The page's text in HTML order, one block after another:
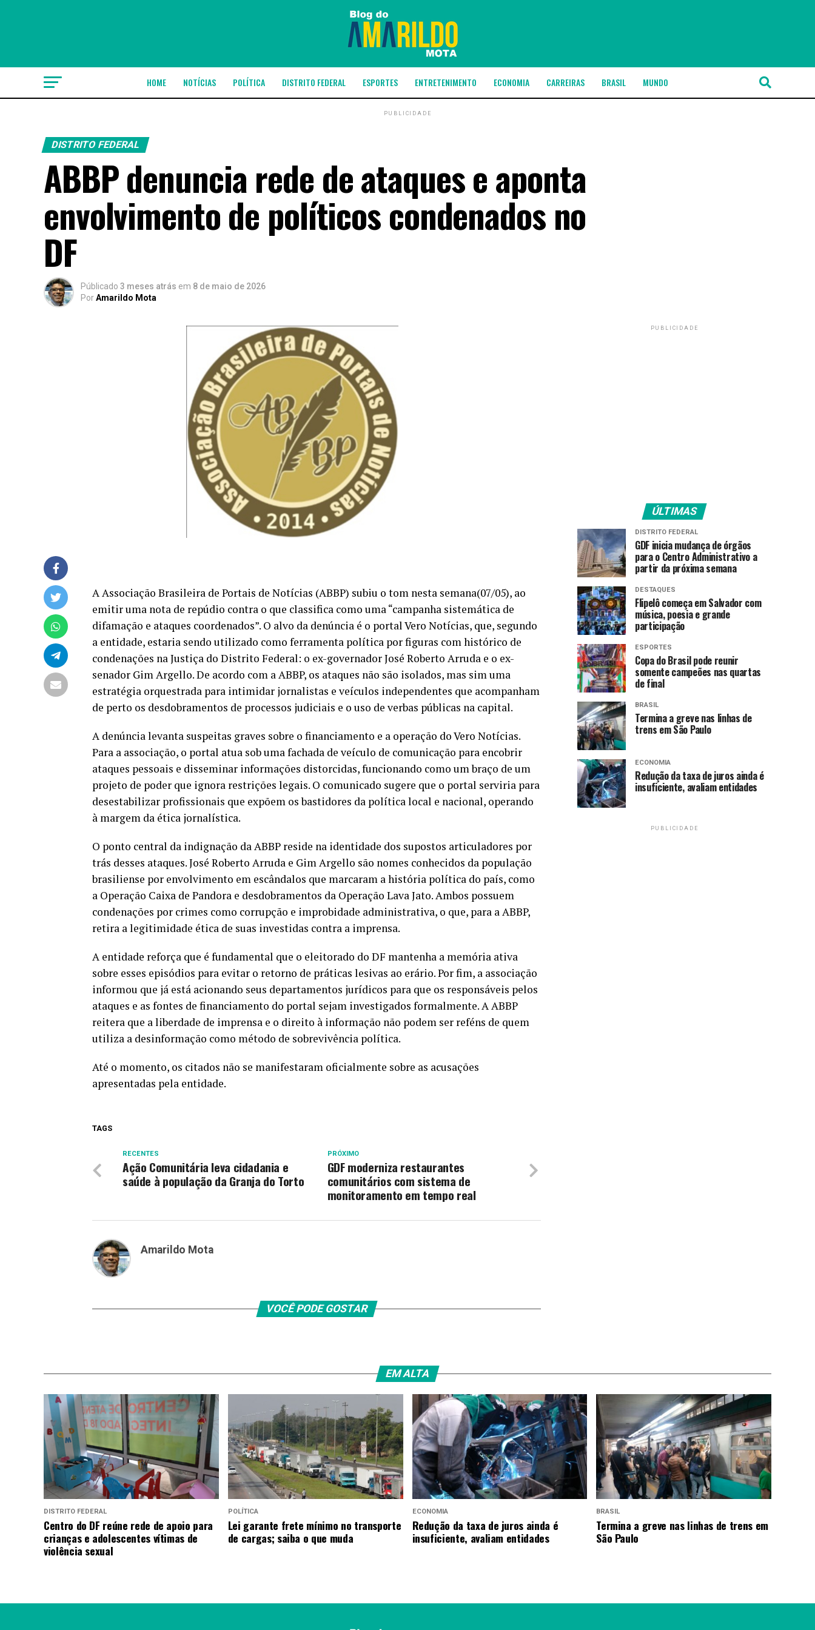
HOME NOTÍCIAS POLÍTICA DISTRITO FEDERAL ESPORTES ENTRETENIMENTO ECONOMIA CARREIRAS BRASIL MUNDO
PUBLICIDADE
DISTRITO FEDERAL
ABBP denuncia rede de ataques e aponta
envolvimento de políticos condenados no
DF
Públicado 3 meses atrás em 8 de maio de 2026
PorAmarildo Mota
A Associação Brasileira de Portais de Notícias (ABBP) subiu o tom nesta semana(07/05), ao
emitir uma nota de repúdio contra o que classifica como uma “campanha sistemática de
difamação e ataques coordenados”. O alvo da denúncia é o portal Vero Notícias, que, segundo
a entidade, estaria sendo utilizado como ferramenta política por figuras com histórico de
condenações na Justiça do Distrito Federal: o ex-governador José Roberto Arruda e o ex-
senador Gim Argello. De acordo com a ABBP, os ataques não são isolados, mas sim uma
estratégia orquestrada para intimidar jornalistas e veículos independentes que acompanham
de perto os desdobramentos de processos judiciais e o uso de verbas públicas na capital.
A denúncia levanta suspeitas graves sobre o financiamento e a operação do Vero Notícias.
Para a associação, o portal atua sob uma fachada de veículo de comunicação para encobrir
ataques pessoais e disseminar informações distorcidas, funcionando como um braço de um
projeto de poder que ignora restrições legais. O comunicado sugere que o portal serviria para
desestabilizar profissionais que expõem os bastidores da política local e nacional, operando
à margem da ética jornalística.
O ponto central da indignação da ABBP reside na identidade dos supostos articuladores por
trás desses ataques. José Roberto Arruda e Gim Argello são nomes conhecidos da população
brasiliense por envolvimento em escândalos que marcaram a história política do país, como
a Operação Caixa de Pandora e desdobramentos da Operação Lava Jato. Ambos possuem
condenações por crimes como corrupção e improbidade administrativa, o que, para a ABBP,
retira a legitimidade ética de suas investidas contra a imprensa.
A entidade reforça que é fundamental que o eleitorado do DF mantenha a memória ativa
sobre esses episódios para evitar o retorno de práticas lesivas ao erário. Por fim, a associação
informou que já está acionando seus departamentos jurídicos para que os responsáveis pelos
ataques e as fontes de financiamento do portal sejam investigados formalmente. A ABBP
reitera que a liberdade de imprensa e o direito à informação não podem ser reféns de quem
utiliza a desinformação como método de sobrevivência política.
Até o momento, os citados não se manifestaram oficialmente sobre as acusações
apresentadas pela entidade.
TAGS
PRÓXIMO
GDF moderniza restaurantes
comunitários com sistema de
monitoramento em tempo real
RECENTES
Ação Comunitária leva cidadania e
saúde à população da Granja do Torto
Amarildo Mota
VOCÊ PODE GOSTAR
PUBLICIDADE
ÚLTIMAS
DISTRITO FEDERAL
GDF inicia mudança de órgãos
para o Centro Administrativo a
partir da próxima semana
DESTAQUES
Flipelô começa em Salvador com
música, poesia e grande
participação
ESPORTES
Copa do Brasil pode reunir
somente campeões nas quartas
de final
BRASIL
Termina a greve nas linhas de
trens em São Paulo
ECONOMIA
Redução da taxa de juros ainda é
insuficiente, avaliam entidades
PUBLICIDADE
EM ALTA
DISTRITO FEDERAL
Centro do DF reúne rede de apoio para
crianças e adolescentes vítimas de
violência sexual
POLÍTICA
Lei garante frete mínimo no transporte
de cargas; saiba o que muda
ECONOMIA
Redução da taxa de juros ainda é
insuficiente, avaliam entidades
BRASIL
Termina a greve nas linhas de trens em
São Paulo